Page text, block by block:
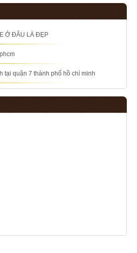
Ở ĐÂU LÀ ĐẸP
tại quận 7 thành phố hồ chí minh